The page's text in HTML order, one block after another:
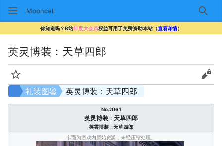
Mooncell 搜索
你知道吗？B站年度大会员权益可用于免费资助本站（查看详情）
英灵博装：天草四郎
监视 查看
英灵博装：天草四郎
礼装图鉴
No.2061
英灵博装：天草四郎
英霊博装：天草四郎
卡面为游戏内原始资源，未经压缩处理。